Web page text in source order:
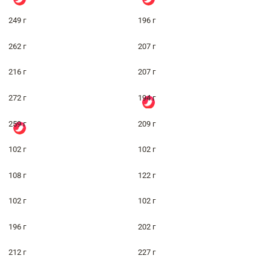
249 г 196 г
262 г 207 г
216 г 207 г
272 г 194 г
259 г 209 г
102 г 102 г
108 г 122 г
102 г 102 г
196 г 202 г
212 г 227 г